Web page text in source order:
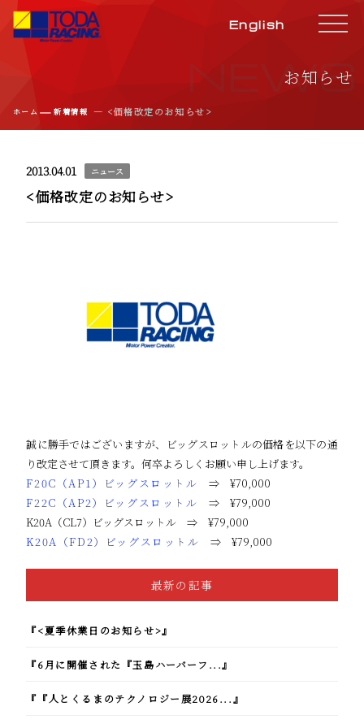
English
お知らせ
NEWS
ホーム ― 新着情報 ― <価格改定のお知らせ>
2013.04.01 ニュース
<価格改定のお知らせ>
誠に勝手ではございますが、ビッグスロットルの価格を以下の通
り改定させて頂きます。何卒よろしくお願い申し上げます。
F20C（AP1）ビッグスロットル ⇒ ¥70,000
F22C（AP2）ビッグスロットル ⇒ ¥79,000
K20A（CL7）ビッグスロットル ⇒ ¥79,000
K20A（FD2）ビッグスロットル ⇒ ¥79,000
最新の記事
『<夏季休業日のお知らせ>』
『6月に開催された『玉島ハーバーフ...』
『『人とくるまのテクノロジー展2026...』